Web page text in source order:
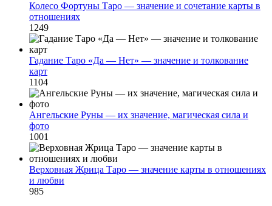
Колесо Фортуны Таро — значение и сочетание карты в
отношениях
1249
Гадание Таро «Да — Нет» — значение и толкование
карт
1104
Ангельские Руны — их значение, магическая сила и
фото
1001
Верховная Жрица Таро — значение карты в отношениях
и любви
985